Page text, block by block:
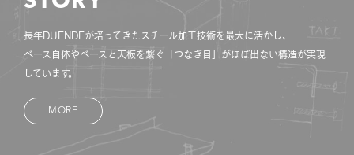
長年DUENDEが培ってきたスチール加工技術を最大に活かし、
ベース自体やベースと天板を繋ぐ「つなぎ目」がほぼ出ない構造が実現
しています。
MORE